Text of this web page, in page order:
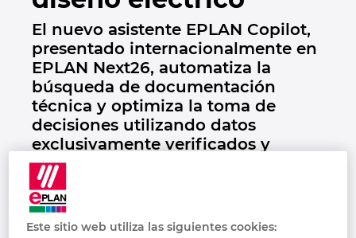
El nuevo asistente EPLAN Copilot,
presentado internacionalmente en
EPLAN Next26, automatiza la
búsqueda de documentación
técnica y optimiza la toma de
decisiones utilizando datos
exclusivamente verificados y
entornos en la nube.
EPLAN ha presentado de forma oficial su
Croatia
Czech Republic
Denmark
Finland
France
Este sitio web utiliza las siguientes cookies: